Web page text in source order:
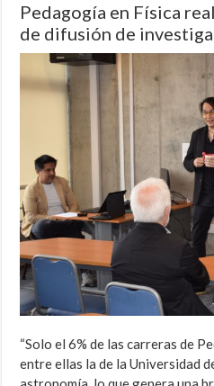
Pedagogía en Física
de difusión de
“Solo el 6% de las carreras de
entre ellas la de la Universidad